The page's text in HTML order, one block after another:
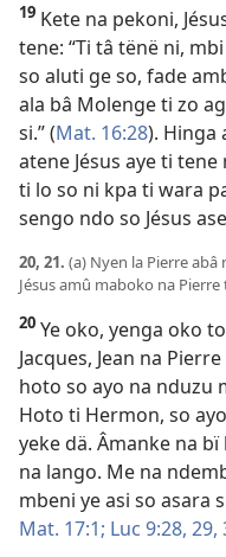
19 Kete na pekoni,
tene: “Ti tâ tënë ni,
so aluti ge so, fade
ala bâ Molenge ti zo
si.” (Mat. 16:28). Hinga
atene Jésus aye ti
ti lo so ni kpa ti wara
sengo ndo so Jésus
20, 21. (a) Nyen la Pierre abâ
Jésus amû maboko na Pierre
20 Ye oko, yenga oko
Jacques, Jean na
hoto so ayo na nduzu
Hoto ti Hermon, so
yeke dä. Âmanke na
na lango. Me na
mbeni ye asi so asara
Mat. 17:1; Luc 9:28, 29,